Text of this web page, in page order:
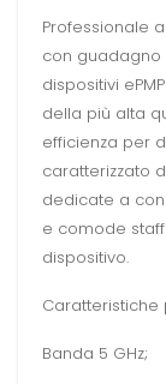
Professionale
con guadagno
dispositivi
della più alta
efficienza per
caratterizzato
dedicate a
e comode
dispositivo.
Caratteristiche
Banda 5 GHz;